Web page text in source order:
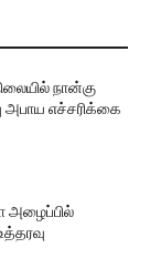
நான்கு
அபாய எச்சரிக்கை
அழைப்பில்